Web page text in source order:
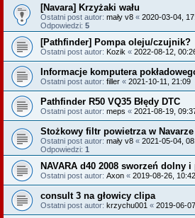
[Navara] Krzyżaki wału
Ostatni post autor: mały v8 « 2020-03-04,
Odpowiedzi: 5
[Pathfinder] Pompa oleju/czujnik?
Ostatni post autor: Kozik « 2022-08-12,
Informacje komputera
Ostatni post autor: filler « 2021-10-11, 21:09
Pathfinder R50 VQ35 Błędy DTC
Ostatni post autor: meps « 2021-08-19,
Stożkowy filtr powietrza w Navarze
Ostatni post autor: mały v8 « 2021-05-04,
Odpowiedzi: 1
NAVARA d40 2008 sworzeń dolny i
Ostatni post autor: Axon « 2019-08-26, 10:42
consult 3 na głowicy clipa
Ostatni post autor: krzychu001 « 2019-06-